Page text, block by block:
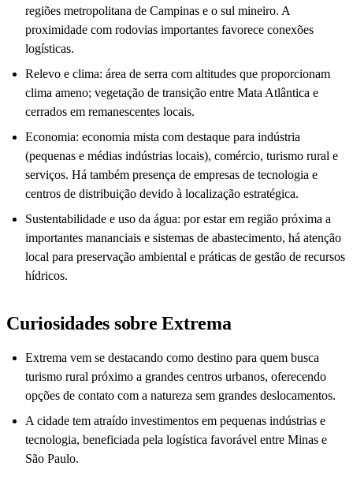
regiões metropolitana de Campinas e o sul mineiro. A
proximidade com rodovias importantes favorece conexões
logísticas.
Relevo e clima: área de serra com altitudes que proporcionam
clima ameno; vegetação de transição entre Mata Atlântica e
cerrados em remanescentes locais.
Economia: economia mista com destaque para indústria
(pequenas e médias indústrias locais), comércio, turismo rural e
serviços. Há também presença de empresas de tecnologia e
centros de distribuição devido à localização estratégica.
Sustentabilidade e uso da água: por estar em região próxima a
importantes mananciais e sistemas de abastecimento, há atenção
local para preservação ambiental e práticas de gestão de recursos
hídricos.
Curiosidades sobre Extrema
Extrema vem se destacando como destino para quem busca
turismo rural próximo a grandes centros urbanos, oferecendo
opções de contato com a natureza sem grandes deslocamentos.
A cidade tem atraído investimentos em pequenas indústrias e
tecnologia, beneficiada pela logística favorável entre Minas e
São Paulo.